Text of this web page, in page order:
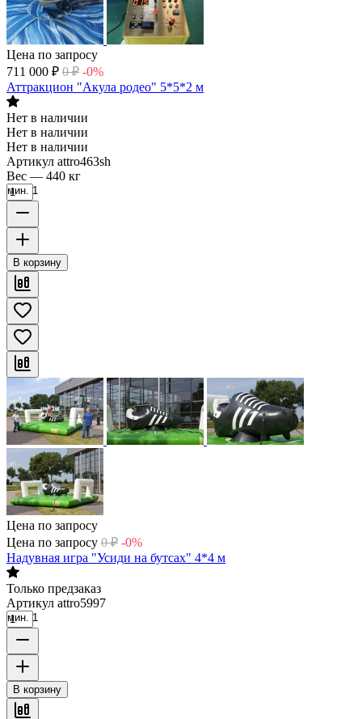
Цена по запросу
711 000 ₽ 0 ₽ -0%
Аттракцион "Акула родео" 5*5*2 м
Нет в наличии
Нет в наличии
Нет в наличии
Артикул attro463sh
Вес — 440 кг
мин. 1
В корзину
Цена по запросу
Цена по запросу 0 ₽ -0%
Надувная игра "Усиди на бутсах" 4*4 м
Только предзаказ
Артикул attro5997
мин. 1
В корзину